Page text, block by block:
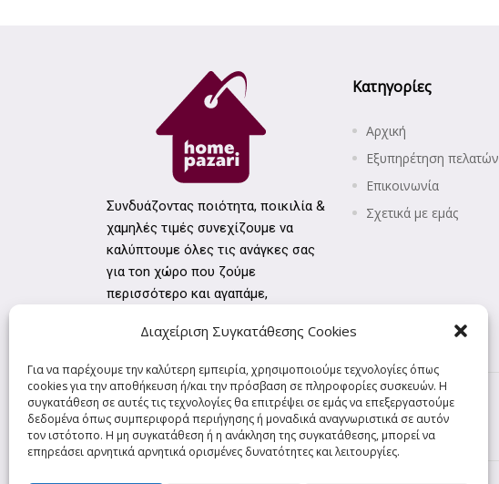
Διαχείριση Συγκατάθεσης Cookies
Για να παρέχουμε την καλύτερη εμπειρία, χρησιμοποιούμε τεχνολογίες όπως
cookies για την αποθήκευση ή/και την πρόσβαση σε πληροφορίες συσκευών. Η
συγκατάθεση σε αυτές τις τεχνολογίες θα επιτρέψει σε εμάς να επεξεργαστούμε
δεδομένα όπως συμπεριφορά περιήγησης ή μοναδικά αναγνωριστικά σε αυτόν
τον ιστότοπο. Η μη συγκατάθεση ή η ανάκληση της συγκατάθεσης, μπορεί να
επηρεάσει αρνητικά αρνητικά ορισμένες δυνατότητες και λειτουργίες.
Συνδυάζοντας ποιότητα, ποικιλία &
χαμηλές τιμές συνεχίζουμε να
καλύπτουμε όλες τις ανάγκες σας
για τοn χώρο που ζούμε
περισσότερο και αγαπάμε,
Κατηγορίες
Αρχική
Εξυπηρέτηση πελατών
Επικοινωνία
Σχετικά με εμάς